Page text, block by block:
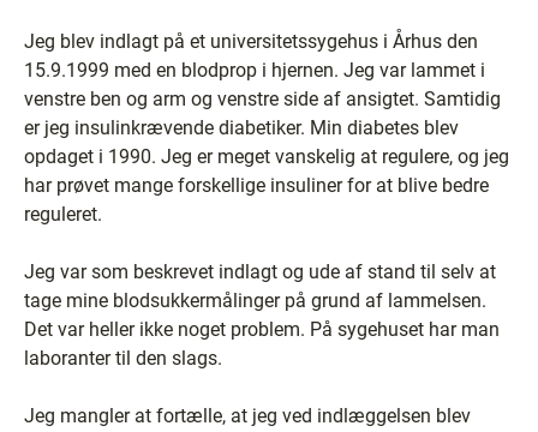
Jeg blev indlagt på et universitetssygehus i Århus den
15.9.1999 med en blodprop i hjernen. Jeg var lammet i
venstre ben og arm og venstre side af ansigtet. Samtidig
er jeg insulinkrævende diabetiker. Min diabetes blev
opdaget i 1990. Jeg er meget vanskelig at regulere, og jeg
har prøvet mange forskellige insuliner for at blive bedre
reguleret.
Jeg var som beskrevet indlagt og ude af stand til selv at
tage mine blodsukkermålinger på grund af lammelsen.
Det var heller ikke noget problem. På sygehuset har man
laboranter til den slags.
Jeg mangler at fortælle, at jeg ved indlæggelsen blev